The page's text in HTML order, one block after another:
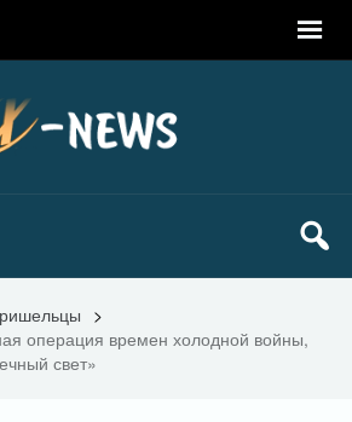
>
операция времен холодной войны,
свет»